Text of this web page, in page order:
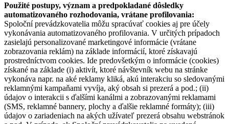
Použité postupy, význam a predpokladané dôsledky
automatizovaného rozhodovania, vrátane profilovania:
Spoloční prevádzkovatelia môžu spracúvať cookies aj pre účely
vykonávania automatizovaného profilovania. V určitých prípadoch
zasielajú personalizované marketingové informácie (vrátane
zobrazovania reklám) na základe informácií, ktoré získavajú
prostredníctvom cookies. Ide predovšetkým o informácie (cookies)
získané na základe (i) aktivít, ktoré návštevník webu na stránke
vykonáva napr. na aké reklamy kliká, akú interakciu so sledovanými
reklamnými kampaňami vyvíja, aký obsah si prezerá a pod.; (ii)
údajov o interakcii s ďalšími kanálmi a zobrazovanými reklamami
(SMS, reklamné bannery, plochy a ďalšie reklamné formáty); (iii)
údajov o zariadeniach na akých užívateľ prezerá obsahu webstránok